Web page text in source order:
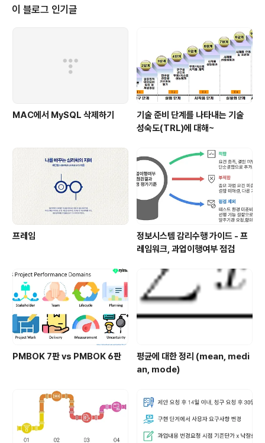
스트하는게 좀 더 쉬워질 것 같네요.. 원본 출처는 TechCrunch의 opera rel
eases firebug alternati..
이 블로그 인기글
MAC에서 MySQL 삭제하기
기술 준비 단계를 나타내는 기술
성숙도(TRL)에 대해~
프레임
정보시스템 감리수행 가이드 - 프
레임워크, 과업이행여부 점검
PMBOK 7판 vs PMBOK 6판
평균에 대한 정리 (mean, medi
an, mode)